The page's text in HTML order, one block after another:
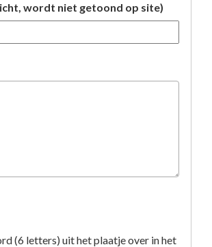
wordt niet getoond op site)
(6 letters) uit het plaatje over in het